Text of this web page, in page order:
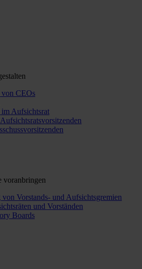
CEOs
Aufsichtsrat
voranbringen
Vorstands- und Aufsichtsgremien
und Vorständen
Boards